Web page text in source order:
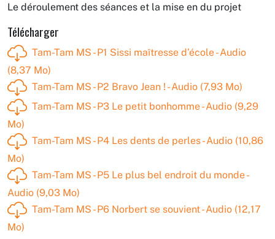
Le déroulement des séances et la mise en du projet
Télécharger
Tam-Tam MS - P1 Sissi maîtresse d’école - Audio
(8,37 Mo)
Tam-Tam MS - P2 Bravo Jean ! - Audio (7,93 Mo)
Tam-Tam MS - P3 Le petit bonhomme - Audio (9,29
Mo)
Tam-Tam MS - P4 Les dents de perles - Audio (10,86
Mo)
Tam-Tam MS - P5 Le plus bel endroit du monde -
Audio (9,03 Mo)
Tam-Tam MS - P6 Norbert se souvient - Audio (12,17
Mo)